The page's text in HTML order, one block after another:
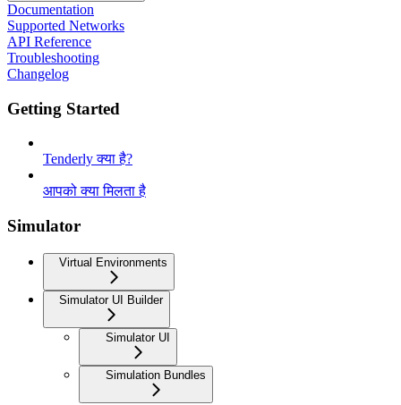
Documentation
Supported Networks
API Reference
Troubleshooting
Changelog
Getting Started
Tenderly क्या है?
आपको क्या मिलता है
Simulator
Virtual Environments
Simulator UI Builder
Simulator UI
Simulation Bundles